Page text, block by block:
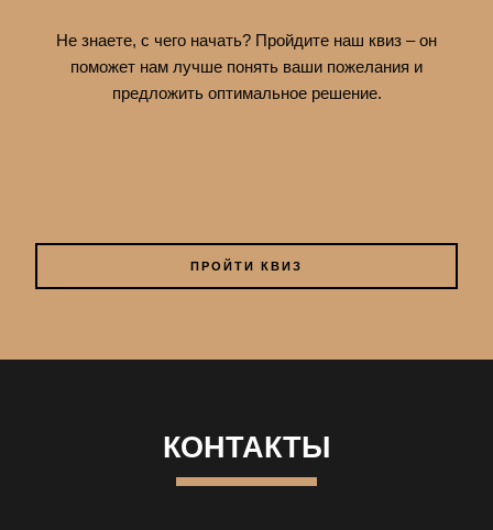
Не знаете, с чего начать? Пройдите наш квиз – он
поможет нам лучше понять ваши пожелания и
предложить оптимальное решение.
ПРОЙТИ КВИЗ
КОНТАКТЫ